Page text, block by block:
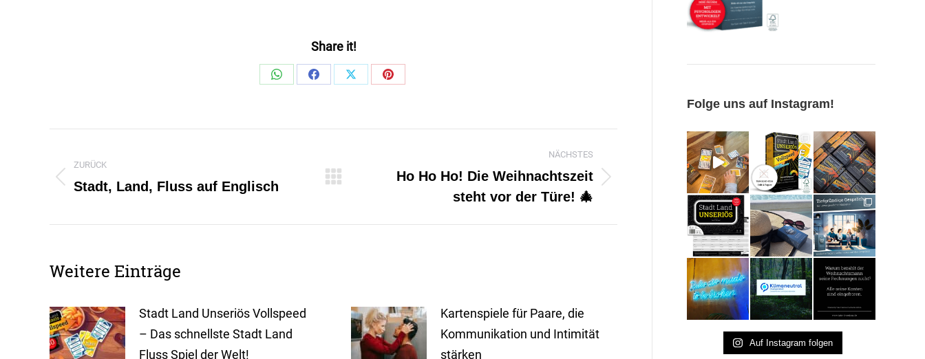
Share it!
Share
Share
Share
Share
ZURÜCK
Vorheriger
Stadt, Land, Fluss auf Englisch
NÄCHSTES
Ho Ho Ho! Die Weihnachtszeit
steht vor der Türe! 🎄
Weitere Einträge
Stadt Land Unseriös Vollspeed
– Das schnellste Stadt Land
Fluss Spiel der Welt!
Kartenspiele für Paare, die
Kommunikation und Intimität
stärken
Folge uns auf Instagram!
Auf Instagram folgen